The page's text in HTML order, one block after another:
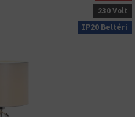
IP20 Beltéri
230 Volt